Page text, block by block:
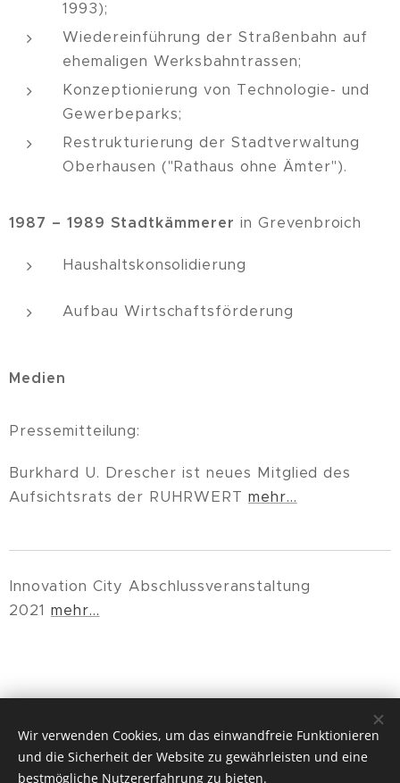
1993);
Wiedereinführung der Straßenbahn auf
ehemaligen Werksbahntrassen;
Konzeptionierung von Technologie- und
Gewerbeparks;
Restrukturierung der Stadtverwaltung
Oberhausen ("Rathaus ohne Ämter").
1987 – 1989 Stadtkämmerer in Grevenbroich
Haushaltskonsolidierung
Aufbau Wirtschaftsförderung
Medien
Pressemitteilung:
Burkhard U. Drescher ist neues Mitglied des
Aufsichtsrats der RUHRWERT mehr...
Innovation City Abschlussveranstaltung
2021 mehr...
Wir verwenden Cookies, um das einwandfreie Funktionieren
und die Sicherheit der Website zu gewährleisten und eine
bestmögliche Nutzererfahrung zu bieten.